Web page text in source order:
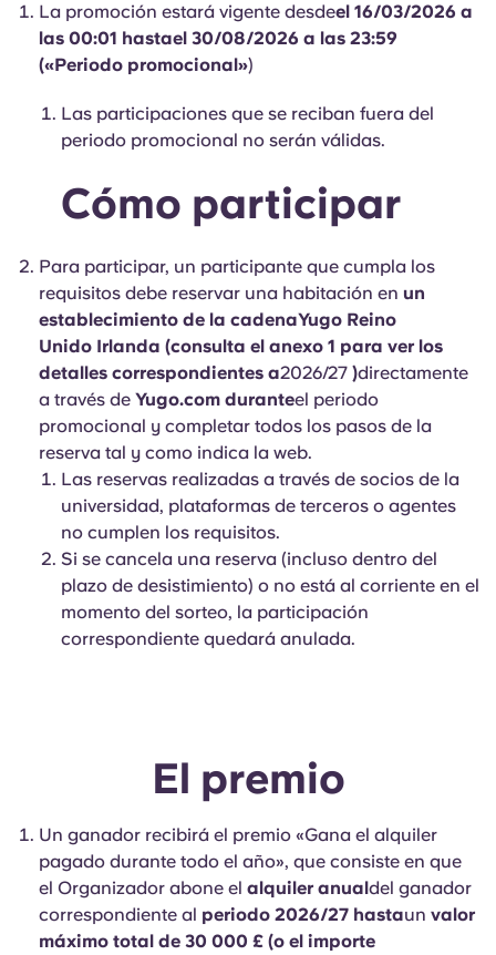
La promoción estará vigente desdeel 16/03/2026 a
las 00:01 hastael 30/08/2026 a las 23:59
(«Periodo promocional»)
Las participaciones que se reciban fuera del
periodo promocional no serán válidas.
Cómo participar
Para participar, un participante que cumpla los
requisitos debe reservar una habitación en un
establecimiento de la cadenaYugo Reino
Unido Irlanda (consulta el anexo 1 para ver los
detalles correspondientes a2026/27 )directamente
a través de Yugo.com duranteel periodo
promocional y completar todos los pasos de la
reserva tal y como indica la web.
Las reservas realizadas a través de socios de la
universidad, plataformas de terceros o agentes
no cumplen los requisitos.
Si se cancela una reserva (incluso dentro del
plazo de desistimiento) o no está al corriente en el
momento del sorteo, la participación
correspondiente quedará anulada.
El premio
Un ganador recibirá el premio «Gana el alquiler
pagado durante todo el año», que consiste en que
el Organizador abone el alquiler anualdel ganador
correspondiente al periodo 2026/27 hastaun valor
máximo total de 30 000 £ (o el importe